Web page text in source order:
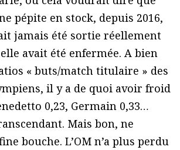
pépite en stock, depuis 2016,
jamais été sortie réellement
avait été enfermée. A bien
« buts/match titulaire » des
il y a de quoi avoir froid
0,23, Germain 0,33…
Mais bon, ne
bouche. L’OM n’a plus perdu